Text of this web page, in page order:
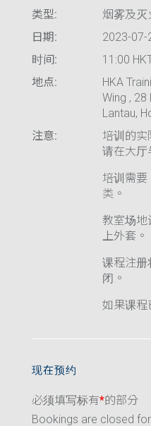
类型:
烟雾及灭
日期:
2023-07-
时间:
11:00
地点:
HKA
Wing , 28
Lantau,
注意:
培训的实
请在大厅
培训需要
类。
教室场地
上外套。
课程注册
闭。
如果课程
现在预约
必须填写标有*的部分
Bookings are closed